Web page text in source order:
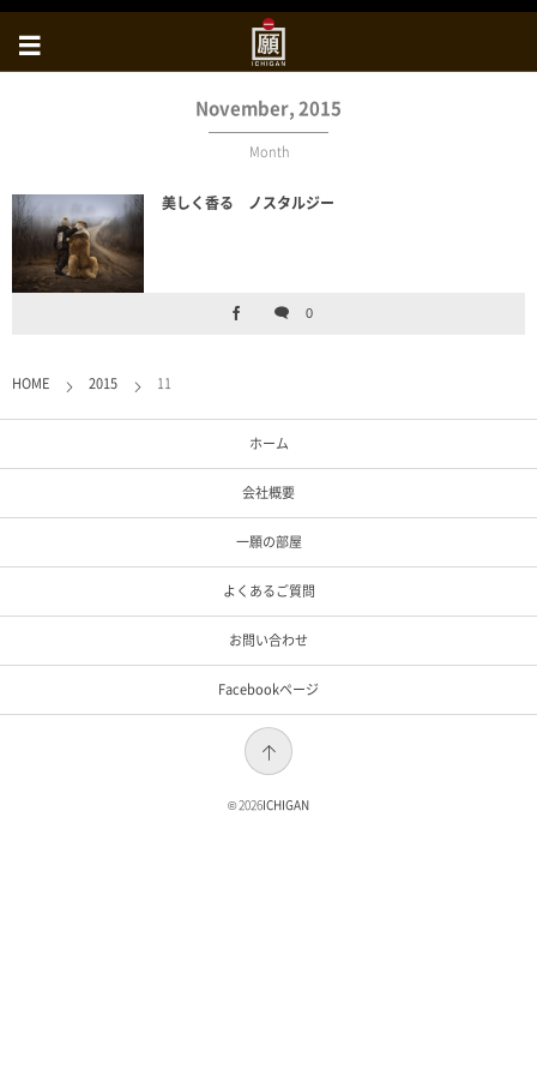
November, 2015
Month
美しく香る ノスタルジー
0
HOME 2015 11
ホーム
会社概要
一願の部屋
よくあるご質問
お問い合わせ
Facebookページ
© 2026ICHIGAN